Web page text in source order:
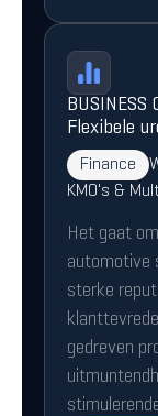
BUSINESS
Flexibele
Finance
KMO's &
Het gaat
automotive
sterke
gedreven